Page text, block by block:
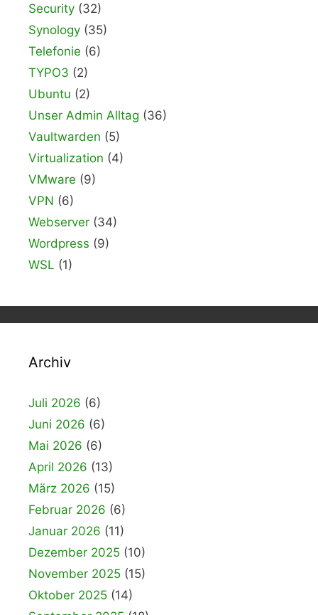
Security (32)
Synology (35)
Telefonie (6)
TYPO3 (2)
Ubuntu (2)
Unser Admin Alltag (36)
Vaultwarden (5)
Virtualization (4)
VMware (9)
VPN (6)
Webserver (34)
Wordpress (9)
WSL (1)
Archiv
Juli 2026 (6)
Juni 2026 (6)
Mai 2026 (6)
April 2026 (13)
März 2026 (15)
Februar 2026 (6)
Januar 2026 (11)
Dezember 2025 (10)
November 2025 (15)
Oktober 2025 (14)